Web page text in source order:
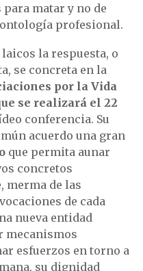
matar y no de
profesional.
la respuesta, o
se concreta en la
por la Vida
se realizará el 22
conferencia. Su
acuerdo una gran
que permita aunar
concretos
merma de las
de cada
nueva entidad
mecanismos
esfuerzos en torno a
su dignidad